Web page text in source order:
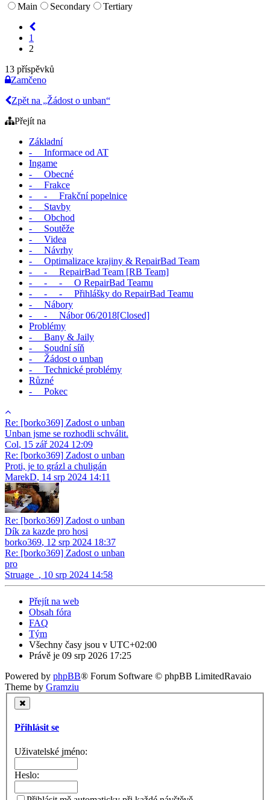
Main Secondary Tertiary
1
2
13 příspěvků
Zamčeno
Zpět na „Žádost o unban“
Přejít na
Základní
- Informace od AT
Ingame
- Obecné
- Frakce
- - Frakční popelnice
- Stavby
- Obchod
- Soutěže
- Videa
- Návrhy
- Optimalizace krajiny & RepairBad Team
- - RepairBad Team [RB Team]
- - - O RepairBad Teamu
- - - Přihlášky do RepairBad Teamu
- Nábory
- - Nábor 06/2018[Closed]
Problémy
- Bany & Jaily
- Soudní síň
- Žádost o unban
- Technické problémy
Různé
- Pokec
Re: [borko369] Zadost o unban
Unban jsme se rozhodli schválit.
Col, 15 zář 2024 12:09
Re: [borko369] Zadost o unban
Proti, je to grázl a chuligán
MarekD, 14 srp 2024 14:11
Re: [borko369] Zadost o unban
Dík za kazde pro hosi
borko369, 12 srp 2024 18:37
Re: [borko369] Zadost o unban
pro
Struage_ , 10 srp 2024 14:58
Přejít na web
Obsah fóra
FAQ
Tým
Všechny časy jsou v UTC+02:00
Právě je 09 srp 2026 17:25
Powered by phpBB® Forum Software © phpBB LimitedRavaio
Theme by Gramziu
Přihlásit se
Uživatelské jméno:
Heslo: